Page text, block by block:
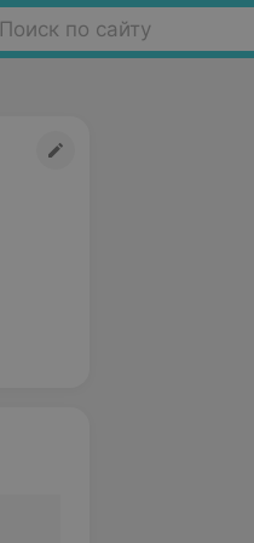
Поиск по сайту